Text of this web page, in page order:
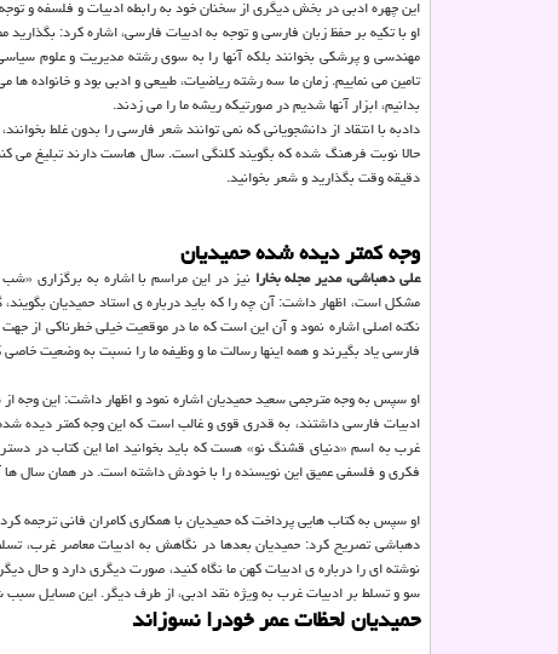
این چهره ادبی در بخش دیگری از سخنان خود به رابطه ادبیات و فلسفه و
او با تکیه بر حفظ زبان فارسی و توجه به ادبیات فارسی، اشاره کرد:
مهندسی و پرشکی بخوانند بلکه آنها را به سوی رشته مدیریت و علوم
تامین می نماییم. زمان ما سه رشته ریاضیات، طبیعی و ادبی بود و خانواده
بدانیم، ابزار آنها شدیم در صورتیکه ریشه ما را می زدند.
حالا نوبت فرهنگ شده که بگویند کلنگی است. سال هاست دارند تبلیغ می
دقیقه وقت بگذارید و شعر بخوانید.
وجه کمتر دیده شده حمیدیان
علی دهباشی، مدیر مجله بخارا نیز در این مراسم با اشاره به برگزاری
مشکل است، اظهار داشت: آن چه را که باید درباره ی استاد حمیدیان
نکته اصلی اشاره نمود و آن این است که ما در موقعیت خیلی خطرناکی از
فارسی یاد بگیرند و همه اینها رسالت ما و وظیفه ما را نسبت به وضعیت
او سپس به وجه مترجمی سعید حمیدیان اشاره نمود و اظهار داشت: این وجه
غرب به اسم «دنیای قشنگ نو» هست که باید بخوانید اما این کتاب در
فکری و فلسفی عمیق این نویسنده را با خودش داشته است. در همان سال ها آقای دکتر
او سپس به کتاب هایی پرداخت که حمیدیان با همکاری کامران فانی ترجمه
دهباشی تصریح کرد: حمیدیان بعدها در نگاهش به ادبیات معاصر غرب،
نوشته ای را درباره ی ادبیات کهن ما نگاه کنید، صورت دیگری دارد و
سو و تسلط بر ادبیات غرب به ویژه نقد ادبی، از طرف دیگر. این مسایل
حمیدیان لحظات عمر خودرا نسوزاند